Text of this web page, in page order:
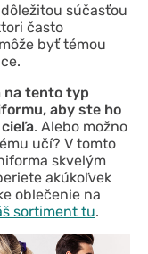
súčasťou
často
byť témou
na tento typ
aby ste ho
. Alebo možno
učí? V tomto
skvelým
akúkoľvek
oblečenie na
sortiment tu.